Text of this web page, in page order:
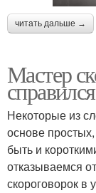
читать дальше →
Мастер
Некоторые из
основе
быть и
отказываемся
скороговорок